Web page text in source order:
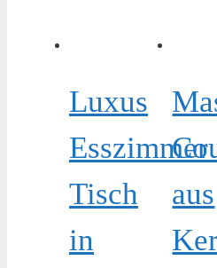
Luxus
Esszimmer
Tisch
in
aus